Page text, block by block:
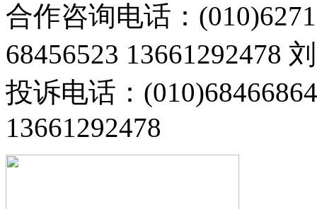
合作咨询电话：
68456523 13661292478
投诉电话：
13661292478